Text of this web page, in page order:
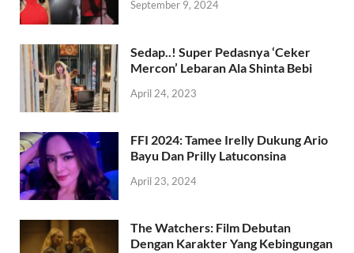
September 9, 2024
Sedap..! Super Pedasnya ‘Ceker
Mercon’ Lebaran Ala Shinta Bebi
April 24, 2023
FFI 2024: Tamee Irelly Dukung Ario
Bayu Dan Prilly Latuconsina
April 23, 2024
The Watchers: Film Debutan
Dengan Karakter Yang Kebingungan